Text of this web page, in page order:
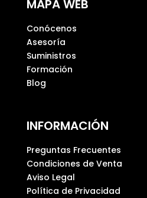
o
a
c
í
o
.
MAPA WEB
Conócenos
Asesoría
Suministros
Formación
Blog
INFORMACIÓN
Preguntas Frecuentes
Condiciones de Venta
Aviso Legal
Política de Privacidad